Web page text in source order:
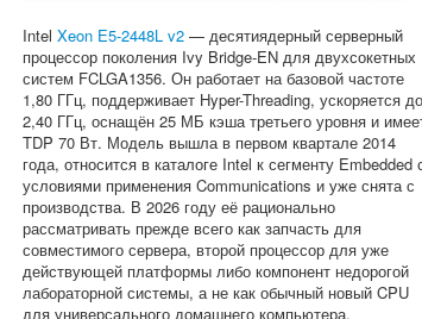
IntelXeon E5-2448L v2 — десятиядерный серверный
процессор поколения Ivy Bridge-EN для двухсокетных
систем FCLGA1356. Он работает на базовой частоте
1,80 ГГц, поддерживает Hyper-Threading, ускоряется до
2,40 ГГц, оснащён 25 МБ кэша третьего уровня и
TDP 70 Вт. Модель вышла в первом квартале 2014
года, относится в каталоге Intel к сегменту Embedded
условиями применения Communications и уже снята с
производства. В 2026 году её рационально
рассматривать прежде всего как запчасть для
совместимого сервера, второй процессор для уже
действующей платформы либо компонент недорогой
лабораторной системы, а не как обычный новый CPU
для универсального домашнего компьютера.